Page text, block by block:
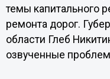
темы капитального
ремонта дорог.
области Глеб
озвученные